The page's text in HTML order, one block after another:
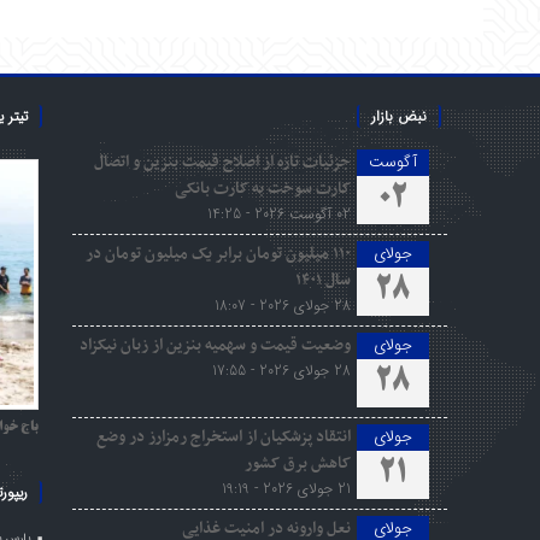
نبض بازار
آگوست
02
جزئیات تازه از اصلاح قیمت بنزین و اتصال
کارت سوخت به کارت بانکی
02 آگوست 2026 - 14:25
جولای
28
۱۱۰ میلیون تومان برابر یک میلیون تومان در
سال ۱۴۰۱
28 جولای 2026 - 18:07
جولای
28
وضعیت قیمت و سهمیه بنزین از زبان نیکزاد
28 جولای 2026 - 17:55
جولای
21
انتقاد پزشکیان از استخراج رمزارز در وضع
کاهش برق کشور
21 جولای 2026 - 19:19
جولای نعل وارونه در امنیت غذایی
باج